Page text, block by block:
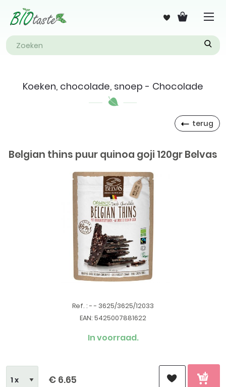
Koeken, chocolade, snoep - Chocolade
terug
Belgian thins puur quinoa goji 120gr Belvas
Ref. : - - 3625/3625/12033
EAN: 5425007881622
In voorraad.
€ 6.65